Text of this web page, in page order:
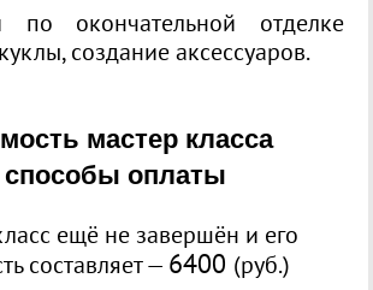
окончательной отделке
создание аксессуаров.
мастер класса
способы оплаты
ещё не завершён и его
составляет — 6400 (руб.)